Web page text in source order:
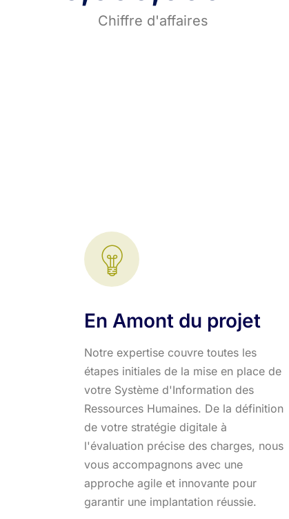
Chiffre d'affaires
En Amont du projet
Notre expertise couvre toutes les
étapes initiales de la mise en place de
votre Système d'Information des
Ressources Humaines. De la définition
de votre stratégie digitale à
l'évaluation précise des charges, nous
vous accompagnons avec une
approche agile et innovante pour
garantir une implantation réussie.